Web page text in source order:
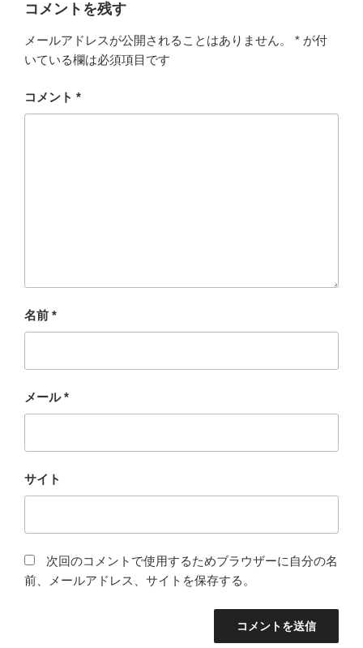
コメントを残す
メールアドレスが公開されることはありません。 * が付
いている欄は必須項目です
コメント *
名前 *
メール*
サイト
次回のコメントで使用するためブラウザーに自分の名
前、メールアドレス、サイトを保存する。